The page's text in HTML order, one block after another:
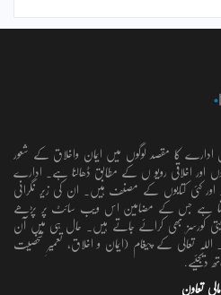
ادارے کا مقصد لوگوں میں ایمان واخلاق کے شعور
اور اخلاقی رویو ں کے مطابق ڈھالنا ہے۔ ادارے
اور کئی کتابوں کے مصنف ہیں۔ ان کی زیر نگرانی
ہوتا ہے جس کے مضامین اس ویب سائٹ پر پڑھے
کورسز بھی کرائے جاتے ہیں۔ حال ہی میں آن
تعالٰی کے پیغام (ایمان و اخلاق، تعمیرِ شخصیت
دیجئیے.
مالی تعاون